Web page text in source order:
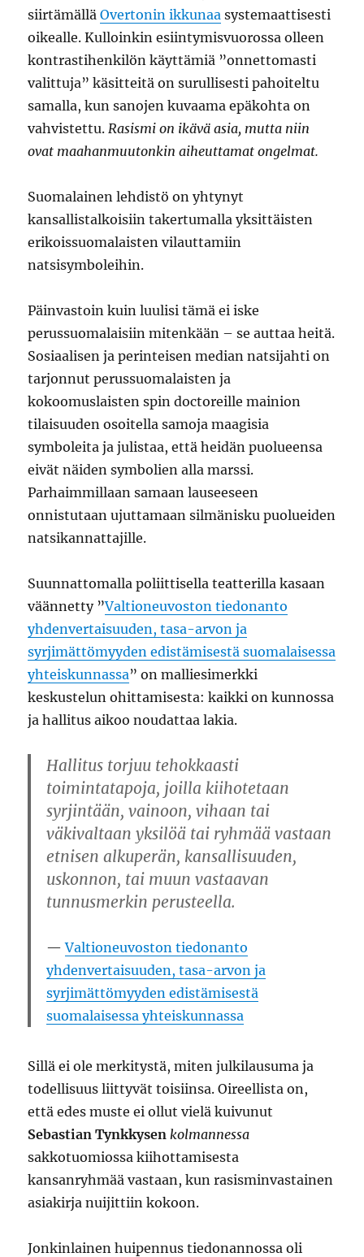
siirtämälläOvertonin ikkunaa systemaattisesti
oikealle. Kulloinkin esiintymisvuorossa olleen
kontrastihenkilön käyttämiä ”onnettomasti
valittuja” käsitteitä on surullisesti pahoiteltu
samalla, kun sanojen kuvaama epäkohta on
vahvistettu.Rasismi on ikävä asia, mutta niin
ovat maahanmuutonkin aiheuttamat ongelmat.
Suomalainen lehdistö on yhtynyt
kansallistalkoisiin takertumalla yksittäisten
erikoissuomalaisten vilauttamiin
natsisymboleihin.
Päinvastoin kuin luulisi tämä ei iske
perussuomalaisiin mitenkään – se auttaa heitä.
Sosiaalisen ja perinteisen median natsijahti on
tarjonnut perussuomalaisten ja
kokoomuslaisten spin doctoreille mainion
tilaisuuden osoitella samoja maagisia
symboleita ja julistaa, että heidän puolueensa
eivät näiden symbolien alla marssi.
Parhaimmillaan samaan lauseeseen
onnistutaan ujuttamaan silmänisku puolueiden
natsikannattajille.
Suunnattomalla poliittisella teatterilla kasaan
väännetty ”Valtioneuvoston tiedonanto
yhdenvertaisuuden, tasa-arvon ja
syrjimättömyyden edistämisestä suomalaisessa
yhteiskunnassa” on malliesimerkki
keskustelun ohittamisesta: kaikki on kunnossa
ja hallitus aikoo noudattaa lakia.
Hallitus torjuu tehokkaasti
toimintatapoja, joilla kiihotetaan
syrjintään, vainoon, vihaan tai
väkivaltaan yksilöä tai ryhmää vastaan
etnisen alkuperän, kansallisuuden,
uskonnon, tai muun vastaavan
tunnusmerkin perusteella.
Valtioneuvoston tiedonanto
yhdenvertaisuuden, tasa-arvon ja
syrjimättömyyden edistämisestä
suomalaisessa yhteiskunnassa
Sillä ei ole merkitystä, miten julkilausuma ja
todellisuus liittyvät toisiinsa. Oireellista on,
että edes muste ei ollut vielä kuivunut
Sebastian Tynkkysen kolmannessa
sakkotuomiossa kiihottamisesta
kansanryhmää vastaan, kun rasisminvastainen
asiakirja nuijittiin kokoon.
Jonkinlainen huipennus tiedonannossa oli